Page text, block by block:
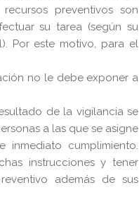
preventivos son
su tarea (según su
Por este motivo, para el
no le debe exponer a
de la vigilancia se
a las que se asigne
cumplimiento.
instrucciones y tener
además de sus